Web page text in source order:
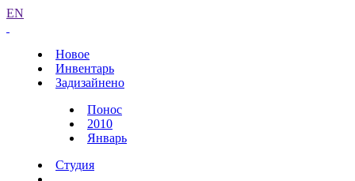
EN
Новое
Инвентарь
Задизайнено
Понос
2010
Январь
Студия